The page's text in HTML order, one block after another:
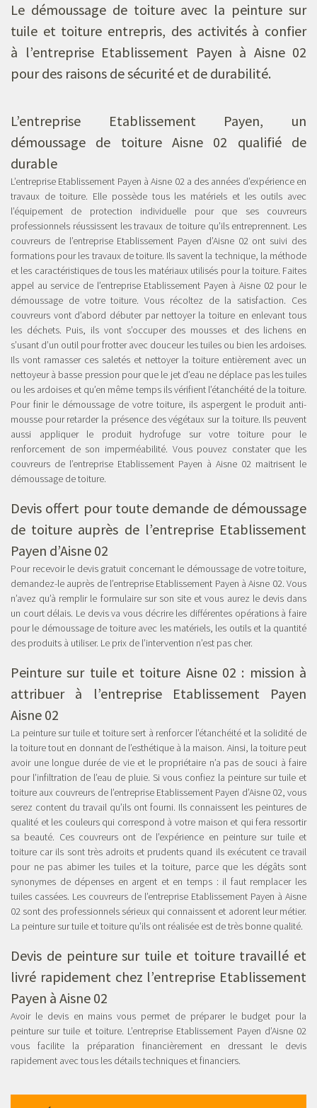
Le démoussage de toiture avec la peinture sur
tuile et toiture entrepris, des activités à confier
à l’entreprise Etablissement Payen à Aisne 02
pour des raisons de sécurité et de durabilité.
L’entreprise Etablissement Payen, un
démoussage de toiture Aisne 02 qualifié de
durable
L’entreprise Etablissement Payen à Aisne 02 a des années d’expérience en
travaux de toiture. Elle possède tous les matériels et les outils avec
l’équipement de protection individuelle pour que ses couvreurs
professionnels réussissent les travaux de toiture qu’ils entreprennent. Les
couvreurs de l’entreprise Etablissement Payen d’Aisne 02 ont suivi des
formations pour les travaux de toiture. Ils savent la technique, la méthode
et les caractéristiques de tous les matériaux utilisés pour la toiture. Faites
appel au service de l’entreprise Etablissement Payen à Aisne 02 pour le
démoussage de votre toiture. Vous récoltez de la satisfaction. Ces
couvreurs vont d’abord débuter par nettoyer la toiture en enlevant tous
les déchets. Puis, ils vont s’occuper des mousses et des lichens en
s’usant d’un outil pour frotter avec douceur les tuiles ou bien les ardoises.
Ils vont ramasser ces saletés et nettoyer la toiture entièrement avec un
nettoyeur à basse pression pour que le jet d’eau ne déplace pas les tuiles
ou les ardoises et qu’en même temps ils vérifient l’étanchéité de la toiture.
Pour finir le démoussage de votre toiture, ils aspergent le produit anti-
mousse pour retarder la présence des végétaux sur la toiture. Ils peuvent
aussi appliquer le produit hydrofuge sur votre toiture pour le
renforcement de son imperméabilité. Vous pouvez constater que les
couvreurs de l’entreprise Etablissement Payen à Aisne 02 maitrisent le
démoussage de toiture.
Devis offert pour toute demande de démoussage
de toiture auprès de l’entreprise Etablissement
Payen d’Aisne 02
Pour recevoir le devis gratuit concernant le démoussage de votre toiture,
demandez-le auprès de l’entreprise Etablissement Payen à Aisne 02. Vous
n’avez qu’à remplir le formulaire sur son site et vous aurez le devis dans
un court délais. Le devis va vous décrire les différentes opérations à faire
pour le démoussage de toiture avec les matériels, les outils et la quantité
des produits à utiliser. Le prix de l’intervention n’est pas cher.
Peinture sur tuile et toiture Aisne 02 : mission à
attribuer à l’entreprise Etablissement Payen
Aisne 02
La peinture sur tuile et toiture sert à renforcer l’étanchéité et la solidité de
la toiture tout en donnant de l’esthétique à la maison. Ainsi, la toiture peut
avoir une longue durée de vie et le propriétaire n’a pas de souci à faire
pour l’infiltration de l’eau de pluie. Si vous confiez la peinture sur tuile et
toiture aux couvreurs de l’entreprise Etablissement Payen d’Aisne 02, vous
serez content du travail qu’ils ont fourni. Ils connaissent les peintures de
qualité et les couleurs qui correspond à votre maison et qui fera ressortir
sa beauté. Ces couvreurs ont de l’expérience en peinture sur tuile et
toiture car ils sont très adroits et prudents quand ils exécutent ce travail
pour ne pas abimer les tuiles et la toiture, parce que les dégâts sont
synonymes de dépenses en argent et en temps : il faut remplacer les
tuiles cassées. Les couvreurs de l’entreprise Etablissement Payen à Aisne
02 sont des professionnels sérieux qui connaissent et adorent leur métier.
La peinture sur tuile et toiture qu’ils ont réalisée est de très bonne qualité.
Devis de peinture sur tuile et toiture travaillé et
livré rapidement chez l’entreprise Etablissement
Payen à Aisne 02
Avoir le devis en mains vous permet de préparer le budget pour la
peinture sur tuile et toiture. L’entreprise Etablissement Payen d’Aisne 02
vous facilite la préparation financièrement en dressant le devis
rapidement avec tous les détails techniques et financiers.